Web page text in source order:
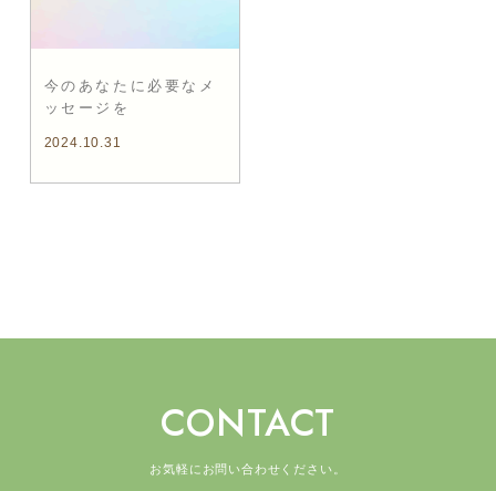
今のあなたに必要なメ
ッセージを
2024.10.31
CONTACT
お気軽にお問い合わせください。